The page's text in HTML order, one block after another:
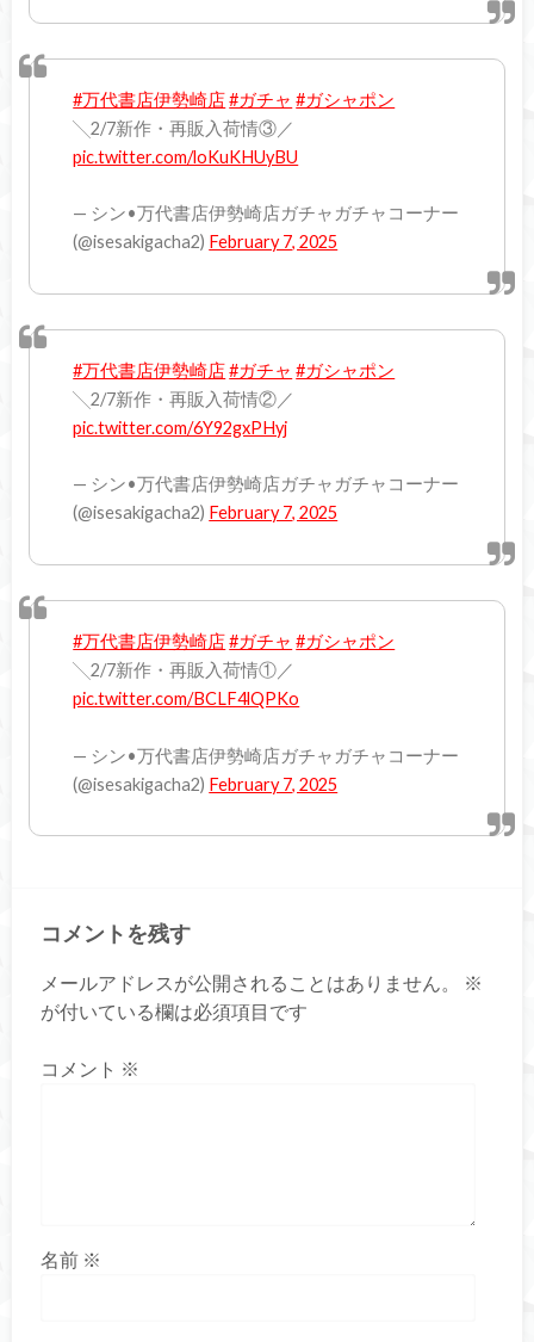
#万代書店伊勢崎店#ガチャ #ガシャポン
╲2/7新作・再販入荷情③／
pic.twitter.com/loKuKHUyBU
— シン•万代書店伊勢崎店ガチャガチャコーナー
(@isesakigacha2) February 7, 2025
#万代書店伊勢崎店#ガチャ #ガシャポン
╲2/7新作・再販入荷情②／
pic.twitter.com/6Y92gxPHyj
— シン•万代書店伊勢崎店ガチャガチャコーナー
(@isesakigacha2) February 7, 2025
#万代書店伊勢崎店#ガチャ #ガシャポン
╲2/7新作・再販入荷情①／
pic.twitter.com/BCLF4lQPKo
— シン•万代書店伊勢崎店ガチャガチャコーナー
(@isesakigacha2) February 7, 2025
コメントを残す
メールアドレスが公開されることはありません。
※
が付いている欄は必須項目です
コメント ※
名前 ※